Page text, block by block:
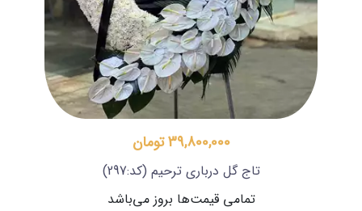
39,800,000 تومان
تاج گل درباری ترحیم (کد:297)
تمامی قیمت‌ها بروز می‌باشد